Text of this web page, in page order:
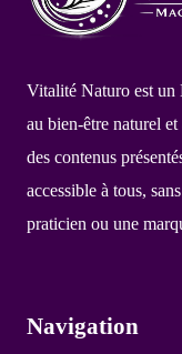
Vitalité Naturo est un
au bien-être naturel
des contenus
accessible à tous,
praticien ou une
Navigation